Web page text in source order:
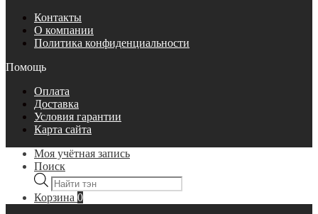
Контакты
О компании
Политика конфиденциальности
Помощь
Оплата
Доставка
Условия гарантии
Карта сайта
Моя учётная запись
Поиск
Поиск
товаров
Корзина 0